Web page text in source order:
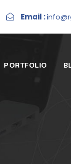
Email :
PORTFOLIO